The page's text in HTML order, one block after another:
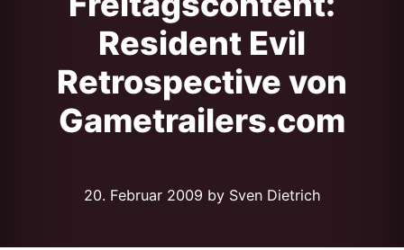
Resident Evil
Retrospective von
Gametrailers.com
20. Februar 2009 by Sven Dietrich